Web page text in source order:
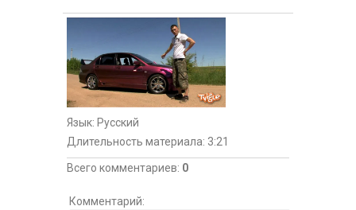
Язык: Русский
Длительность материала: 3:21
Всего комментариев: 0
Комментарий: